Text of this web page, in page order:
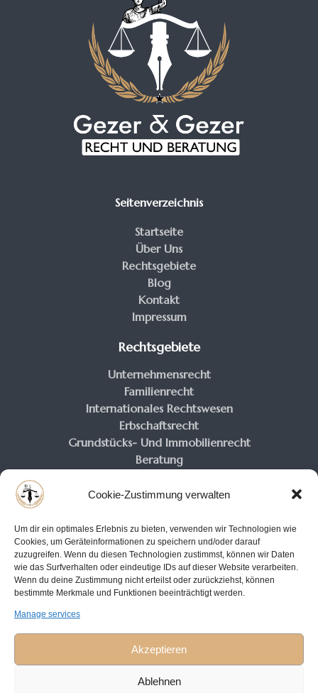
Cookie-Zustimmung verwalten
Um dir ein optimales Erlebnis zu bieten, verwenden wir Technologien wie
Cookies, um Geräteinformationen zu speichern und/oder darauf
zuzugreifen. Wenn du diesen Technologien zustimmst, können wir Daten
wie das Surfverhalten oder eindeutige IDs auf dieser Website verarbeiten.
Wenn du deine Zustimmung nicht erteilst oder zurückziehst, können
bestimmte Merkmale und Funktionen beeinträchtigt werden.
Manage services
Akzeptieren
Ablehnen
Seitenverzeichnis
Startseite
Über Uns
Rechtsgebiete
Blog
Kontakt
Impressum
Rechtsgebiete
Unternehmensrecht
Familienrecht
Internationales Rechtswesen
Erbschaftsrecht
Grundstücks- Und Immobilienrecht
Beratung
Kontakt
Gezer & Gezer Recht und Beratung
Fischertal 81 42287 Wuppertal
Telefon 0202 947 97 160
Mobil 0178 406 82 55